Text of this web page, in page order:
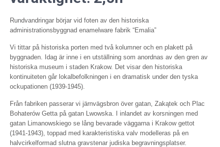
Rundvandringar börjar vid foten av den historiska
administrationsbyggnad enamelware fabrik “Emalia”
Vi tittar på historiska porten med två kolumner och en plakett på
byggnaden. Idag är inne i en utställning som anordnas av den gren av
historiska museum i staden Krakow. Det visar den historiska
kontinuiteten går lokalbefolkningen i en dramatisk under den tyska
ockupationen (1939-1945).
Från fabriken passerar vi järnvägsbron över gatan, Zakątek och Plac
Bohaterów Getta på gatan Lwowska. I inlandet av korsningen med
gatan Limanowskiego se lång bevarade väggarna i Krakow gettot
(1941-1943), toppad med karakteristiska valv modelleras på en
halvcirkelformad slutna gravstenar judiska begravningsplatser.